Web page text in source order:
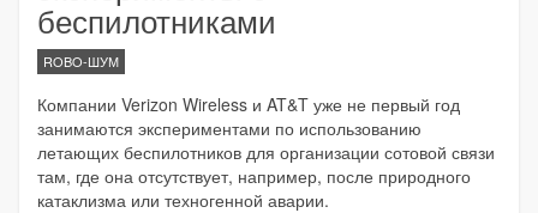
беспилотниками
ROBO-ШУМ
Компании Verizon Wireless и AT&T уже не первый год
занимаются экспериментами по использованию
летающих беспилотников для организации сотовой связи
там, где она отсутствует, например, после природного
катаклизма или техногенной аварии.